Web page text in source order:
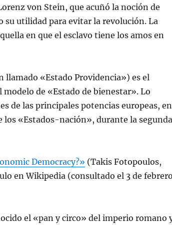
von Stein, que acuñó la noción de
su utilidad para evitar la revolución. La
en que el esclavo tiene los amos en
llamado «Estado Providencia») es el
de «Estado de bienestar». Lo
de las principales potencias europeas, en
los «Estados-nación», durante la segunda
Democracy?» (Takis Fotopoulos,
en Wikipedia (consultado el 3 de febrero
el «pan y circo» del imperio romano